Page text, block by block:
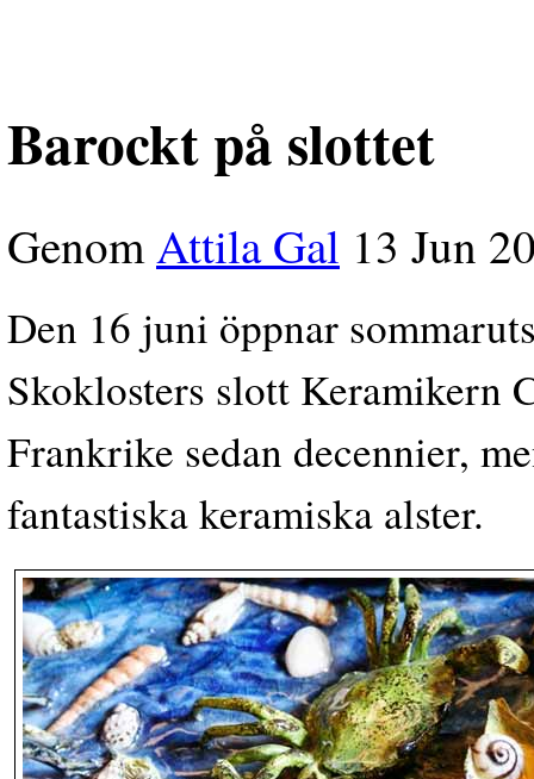
Barockt på slottet
GenomAttila Gal 13 Jun
Den 16 juni öppnar
Skoklosters slott Keramikern
Frankrike sedan decennier,
fantastiska keramiska alster.